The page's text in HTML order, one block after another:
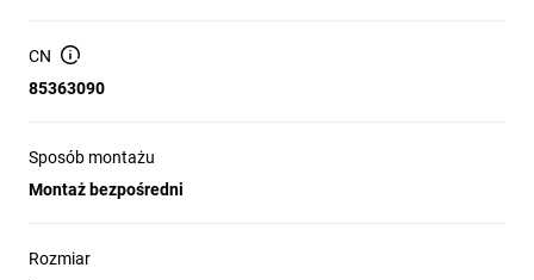
CN
85363090
Sposób montażu
Montaż bezpośredni
Rozmiar